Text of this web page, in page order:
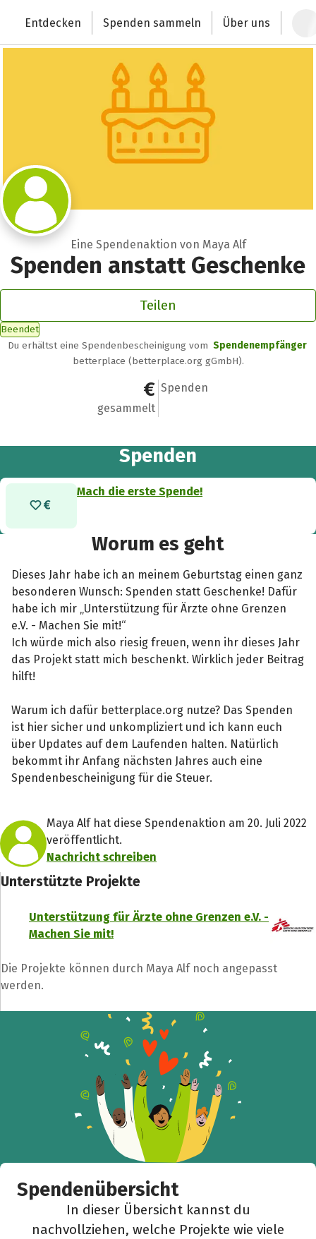
Deutschlands größte Spendenplattform
Entdecken Spenden sammeln Über uns
Eine Spendenaktion von Maya Alf
Spenden anstatt Geschenke
Teilen
Beendet
Du erhältst eine Spendenbescheinigung vom Spendenempfänger
betterplace (betterplace.org gGmbH).
0 €
gesammelt
0
Spenden
Spenden
Mach die erste Spende!
Worum es geht
Dieses Jahr habe ich an meinem Geburtstag einen ganz
besonderen Wunsch: Spenden statt Geschenke! Dafür
habe ich mir „Unterstützung für Ärzte ohne Grenzen
e.V. - Machen Sie mit!“
Ich würde mich also riesig freuen, wenn ihr dieses Jahr
das Projekt statt mich beschenkt. Wirklich jeder Beitrag
hilft!
Warum ich dafür betterplace.org nutze? Das Spenden
ist hier sicher und unkompliziert und ich kann euch
über Updates auf dem Laufenden halten. Natürlich
bekommt ihr Anfang nächsten Jahres auch eine
Spendenbescheinigung für die Steuer.
Maya Alf hat diese Spendenaktion am 20. Juli 2022
veröffentlicht.
Nachricht schreiben
Unterstützte Projekte
Unterstützung für Ärzte ohne Grenzen e.V. -
Machen Sie mit!
Die Projekte können durch Maya Alf noch angepasst
werden.
Spendenübersicht
In dieser Übersicht kannst du
nachvollziehen, welche Projekte wie viele